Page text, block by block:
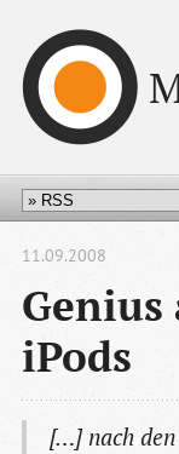
iPods
11.09.2008
[…] nach den